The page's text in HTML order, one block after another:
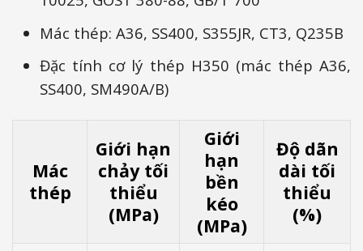
Mác thép: A36, SS400, S355JR, CT3, Q235B
Đặc tính cơ lý thép H350 (mác thép A36,
SS400, SM490A/B)
Mác
thép
Giới hạn
chảy tối
thiểu
(MPa)
Giới
hạn
bền
kéo
(MPa)
Độ dãn
dài tối
thiểu
(%)